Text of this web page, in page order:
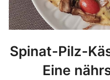
Spinat-Pilz-
Eine